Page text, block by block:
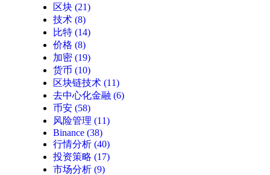
区块 (21)
技术 (8)
比特 (14)
价格 (8)
加密 (19)
货币 (10)
区块链技术 (11)
去中心化金融 (6)
币安 (58)
风险管理 (11)
Binance (38)
行情分析 (40)
投资策略 (17)
市场分析 (9)